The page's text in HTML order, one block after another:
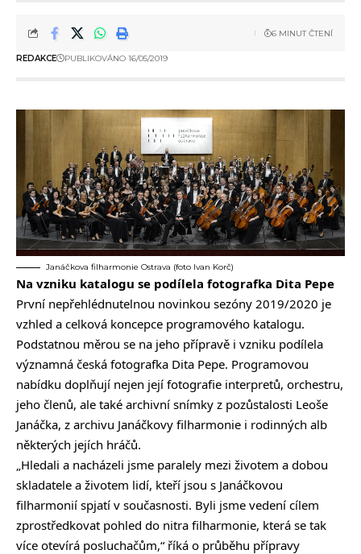
REDAKCE PUBLIKOVÁNO 16/05/2019
6 MINUT ČTENÍ
Janáčkova filharmonie Ostrava (foto Ivan Korč)
Na vzniku katalogu se podílela fotografka Dita Pepe
První nepřehlédnutelnou novinkou sezóny 2019/2020 je
vzhled a celková koncepce programového katalogu.
Podstatnou měrou se na jeho přípravě i vzniku podílela
významná česká fotografka Dita Pepe. Programovou
nabídku doplňují nejen její fotografie interpretů, orchestru,
jeho členů, ale také archivní snímky z pozůstalosti Leoše
Janáčka, z archivu Janáčkovy filharmonie i rodinných alb
některých jejích hráčů.
„Hledali a nacházeli jsme paralely mezi životem a dobou
skladatele a životem lidí, kteří jsou s Janáčkovou
filharmonií spjatí v současnosti. Byli jsme vedení cílem
zprostředkovat pohled do nitra filharmonie, která se tak
více otevírá posluchačům,“ říká o průběhu přípravy